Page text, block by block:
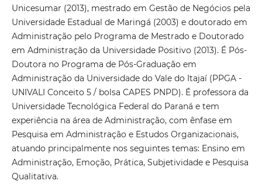
Unicesumar (2013), mestrado em Gestão de Negócios pela
Universidade Estadual de Maringá (2003) e doutorado em
Administração pelo Programa de Mestrado e Doutorado
em Administração da Universidade Positivo (2013). É Pós-
Doutora no Programa de Pós-Graduação em
Administração da Universidade do Vale do Itajaí (PPGA -
UNIVALI Conceito 5 / bolsa CAPES PNPD). É professora da
Universidade Tecnológica Federal do Paraná e tem
experiência na área de Administração, com ênfase em
Pesquisa em Administração e Estudos Organizacionais,
atuando principalmente nos seguintes temas: Ensino em
Administração, Emoção, Prática, Subjetividade e Pesquisa
Qualitativa.